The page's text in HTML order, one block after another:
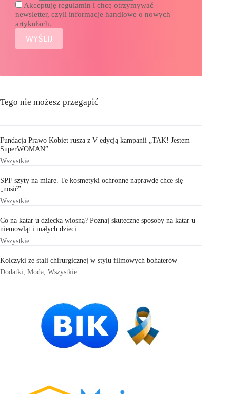
Akceptuję regulamin i chcę otrzymywać
newsletter, czyli informacje handlowe o nowych
artykułach.
Tego nie możesz przegapić
Fundacja Prawo Kobiet rusza z V edycją kampanii „TAK! Jestem
SuperWOMAN”
Wszystkie
SPF szyty na miarę. Te kosmetyki ochronne naprawdę chce się
„nosić”.
Wszystkie
Co na katar u dziecka wiosną? Poznaj skuteczne sposoby na katar u
niemowląt i małych dzieci
Wszystkie
Kolczyki ze stali chirurgicznej w stylu filmowych bohaterów
Dodatki Moda Wszystkie